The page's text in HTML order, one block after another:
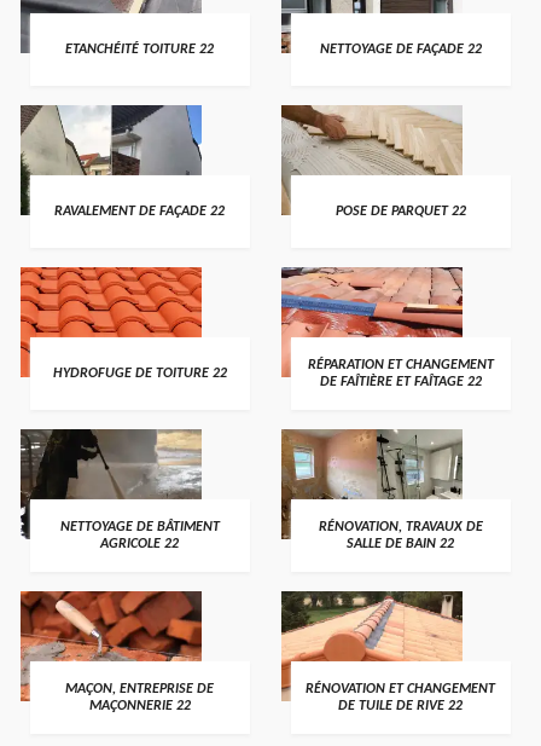
ETANCHÉITÉ TOITURE 22 NETTOYAGE DE FAÇADE 22
RAVALEMENT DE FAÇADE 22 POSE DE PARQUET 22
HYDROFUGE DE TOITURE 22
RÉPARATION ET CHANGEMENT
DE FAÎTIÈRE ET FAÎTAGE 22
NETTOYAGE DE BÂTIMENT
AGRICOLE 22
RÉNOVATION, TRAVAUX DE
SALLE DE BAIN 22
MAÇON, ENTREPRISE DE
MAÇONNERIE 22
RÉNOVATION ET CHANGEMENT
DE TUILE DE RIVE 22